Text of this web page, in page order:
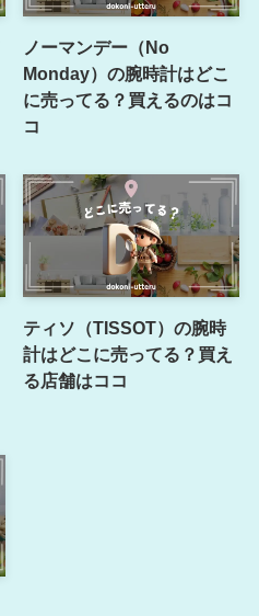
ノーマンデー（No
Monday）の腕時計はどこ
に売ってる？買えるのはコ
コ
ティソ（TISSOT）の腕時
計はどこに売ってる？買え
る店舗はココ